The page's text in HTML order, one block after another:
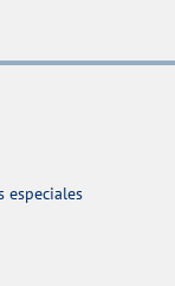
especiales